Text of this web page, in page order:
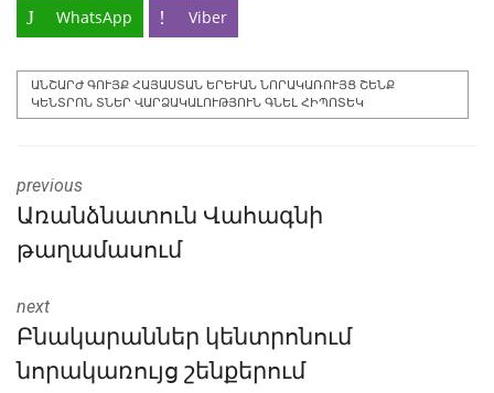
WhatsApp Viber
ԱՆՇԱՐԺ ԳՈՒՅՔ ՀԱՅԱՍՏԱՆ ԵՐԵՒԱՆ ՆՈՐԱԿԱՌՈՒՅՑ ՇԵՆՔ Կ
ԵՆՏՐՈՆ ՏՆԵՐ ՎԱՐՁԱԿԱԼՈՒԹՅՈՒՆ ԳՆԵԼ ՀԻՊՈՏԵԿ
previous
Առանձնատուն Վահագնի
թաղամասում
next
Բնակարաններ կենտրոնում
նորակառույց շենքերում